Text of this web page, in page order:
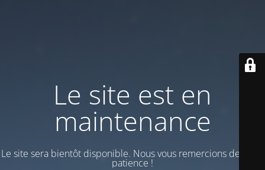
Le site est en
maintenance
Le site sera bientôt disponible. Nous vous remercions de votre
patience !